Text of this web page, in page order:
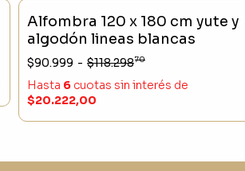
SIN STOCK - 23 %
Alfombra 120 x 180 cm yute y
algodón lineas blancas
$90.999 - $118.29870
Hasta 6 cuotas sin interés de
$20.222,00